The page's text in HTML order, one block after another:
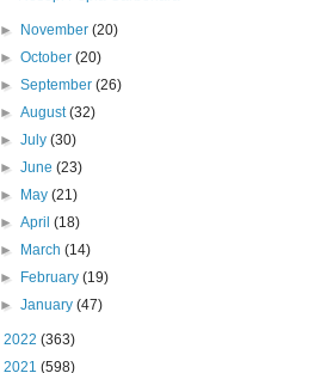
► November(20)
►October(20)
►September(26)
►August(32)
►July(30)
►June(23)
►
May(21)
►April(18)
►
March(14)
►
February(19)
►January(47)
2022 (363)
2021 (598)